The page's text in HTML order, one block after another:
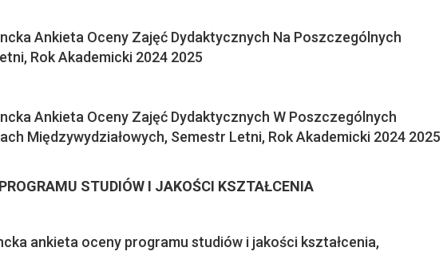
Ankieta Oceny Zajęć Dydaktycznych Na Poszczególnych
Rok Akademicki 2024 2025
Ankieta Oceny Zajęć Dydaktycznych W Poszczególnych
Międzywydziałowych, Semestr Letni, Rok Akademicki 2024 2025
STUDIÓW I JAKOŚCI KSZTAŁCENIA
ankieta oceny programu studiów i jakości kształcenia,